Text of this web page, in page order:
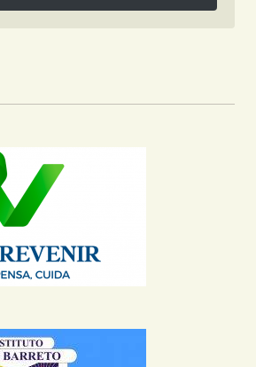
Siga no Instagram